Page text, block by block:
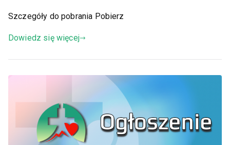
Szczegóły do pobrania Pobierz
Dowiedz się więcej